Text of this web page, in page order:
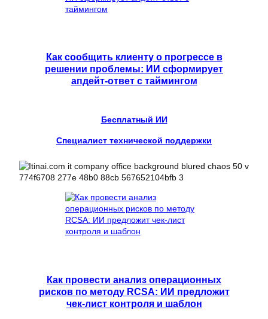
Как сообщить клиенту о прогрессе в
решении проблемы: ИИ сформирует
апдейт-ответ с таймингом
Бесплатный ИИ
Специалист технической поддержки
Как провести анализ операционных
рисков по методу RCSA: ИИ предложит
чек-лист контроля и шаблон